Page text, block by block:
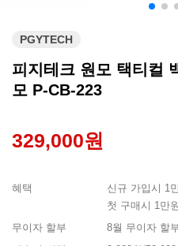
PGYTECH
피지테크 원모 택티컬
모 P-CB-223
329,000원
혜택
신규 가입시 1
첫 구매시 1만
무이자 할부
8월 무이자 할